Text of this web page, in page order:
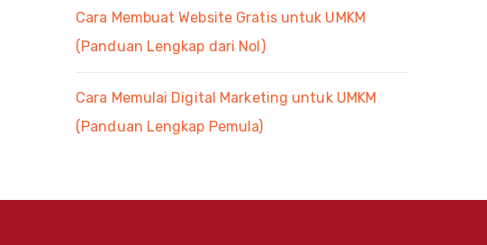
Cara Membuat Website Gratis untuk UMKM
(Panduan Lengkap dari Nol)
Cara Memulai Digital Marketing untuk UMKM
(Panduan Lengkap Pemula)